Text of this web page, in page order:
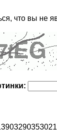
что вы не